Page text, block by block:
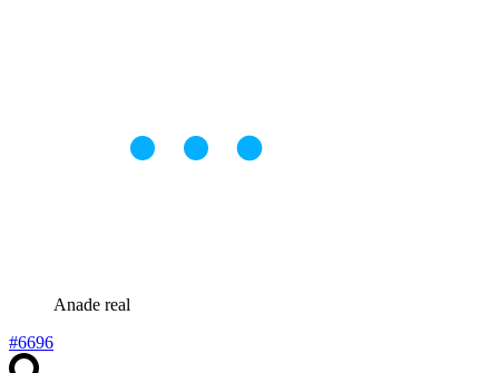
Anade real
#6696